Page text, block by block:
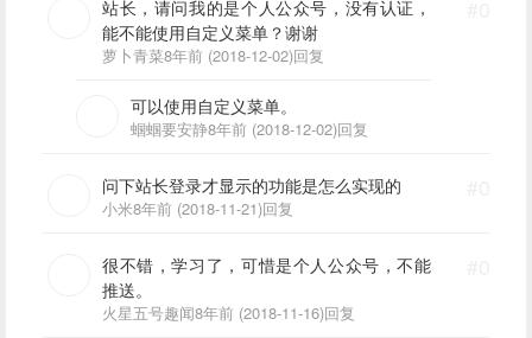
站长，请问我的是个人公众号，没有认证，
能不能使用自定义菜单？谢谢
萝卜青菜8年前 (2018-12-02)回复
可以使用自定义菜单。
蝈蝈要安静8年前 (2018-12-02)回复
问下站长登录才显示的功能是怎么实现的
小米8年前 (2018-11-21)回复
很不错，学习了，可惜是个人公众号，不能
推送。
火星五号趣闻8年前 (2018-11-16)回复